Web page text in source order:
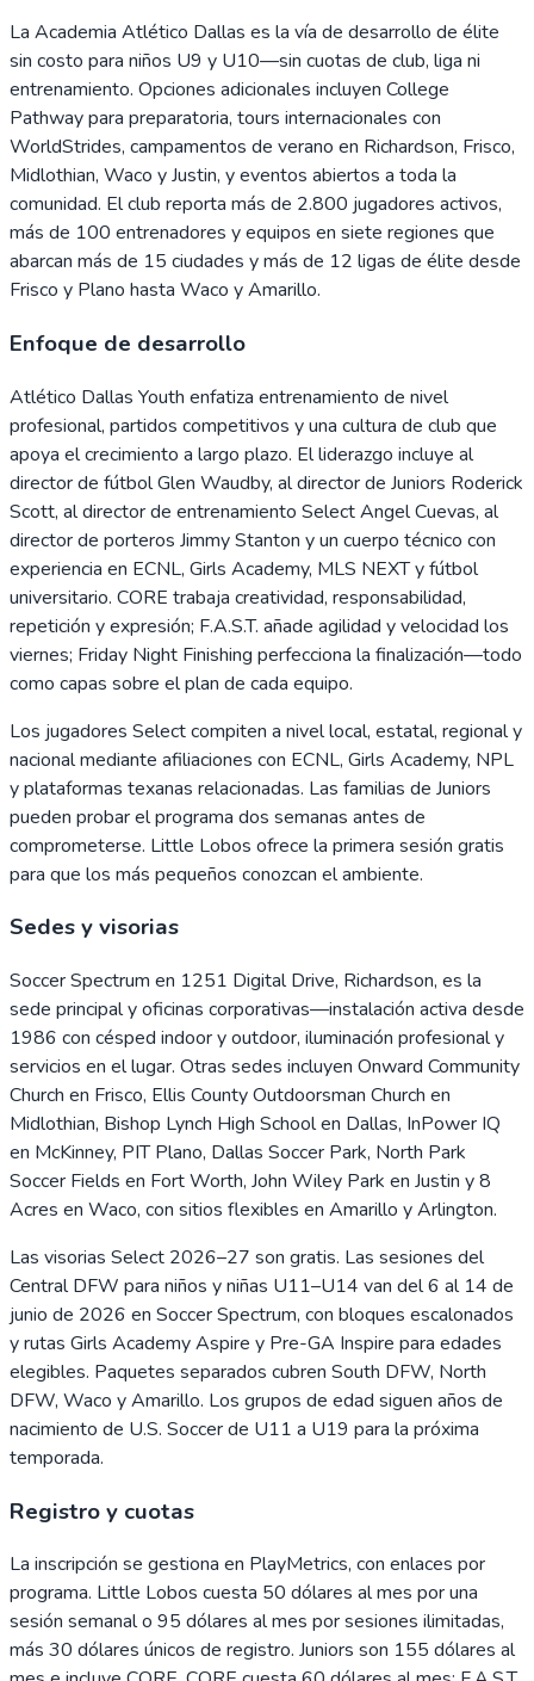
La Academia Atlético Dallas es la vía de desarrollo de élite
sin costo para niños U9 y U10—sin cuotas de club, liga ni
entrenamiento. Opciones adicionales incluyen College
Pathway para preparatoria, tours internacionales con
WorldStrides, campamentos de verano en Richardson, Frisco,
Midlothian, Waco y Justin, y eventos abiertos a toda la
comunidad. El club reporta más de 2.800 jugadores activos,
más de 100 entrenadores y equipos en siete regiones que
abarcan más de 15 ciudades y más de 12 ligas de élite desde
Frisco y Plano hasta Waco y Amarillo.
Enfoque de desarrollo
Atlético Dallas Youth enfatiza entrenamiento de nivel
profesional, partidos competitivos y una cultura de club que
apoya el crecimiento a largo plazo. El liderazgo incluye al
director de fútbol Glen Waudby, al director de Juniors Roderick
Scott, al director de entrenamiento Select Angel Cuevas, al
director de porteros Jimmy Stanton y un cuerpo técnico con
experiencia en ECNL, Girls Academy, MLS NEXT y fútbol
universitario. CORE trabaja creatividad, responsabilidad,
repetición y expresión; F.A.S.T. añade agilidad y velocidad los
viernes; Friday Night Finishing perfecciona la finalización—todo
como capas sobre el plan de cada equipo.
Los jugadores Select compiten a nivel local, estatal, regional y
nacional mediante afiliaciones con ECNL, Girls Academy, NPL
y plataformas texanas relacionadas. Las familias de Juniors
pueden probar el programa dos semanas antes de
comprometerse. Little Lobos ofrece la primera sesión gratis
para que los más pequeños conozcan el ambiente.
Sedes y visorias
Soccer Spectrum en 1251 Digital Drive, Richardson, es la
sede principal y oficinas corporativas—instalación activa desde
1986 con césped indoor y outdoor, iluminación profesional y
servicios en el lugar. Otras sedes incluyen Onward Community
Church en Frisco, Ellis County Outdoorsman Church en
Midlothian, Bishop Lynch High School en Dallas, InPower IQ
en McKinney, PIT Plano, Dallas Soccer Park, North Park
Soccer Fields en Fort Worth, John Wiley Park en Justin y 8
Acres en Waco, con sitios flexibles en Amarillo y Arlington.
Las visorias Select 2026–27 son gratis. Las sesiones del
Central DFW para niños y niñas U11–U14 van del 6 al 14 de
junio de 2026 en Soccer Spectrum, con bloques escalonados
y rutas Girls Academy Aspire y Pre-GA Inspire para edades
elegibles. Paquetes separados cubren South DFW, North
DFW, Waco y Amarillo. Los grupos de edad siguen años de
nacimiento de U.S. Soccer de U11 a U19 para la próxima
temporada.
Registro y cuotas
La inscripción se gestiona en PlayMetrics, con enlaces por
programa. Little Lobos cuesta 50 dólares al mes por una
sesión semanal o 95 dólares al mes por sesiones ilimitadas,
más 30 dólares únicos de registro. Juniors son 155 dólares al